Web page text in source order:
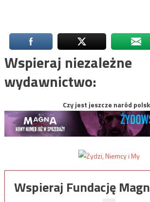
Wspieraj niezależne
wydawnictwo:
Czy jest jeszcze naród
Wspieraj Fundację